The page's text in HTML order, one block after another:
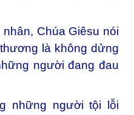
Chúa Giêsu nói
là không dửng
người đang đau
những người tội lỗi